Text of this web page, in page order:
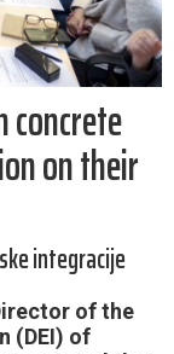
concrete
on their
integracije
of the
(DEI) of